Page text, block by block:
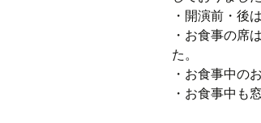
・開演前・後
・お食事の席
た。
・お食事中の
・お食事中も